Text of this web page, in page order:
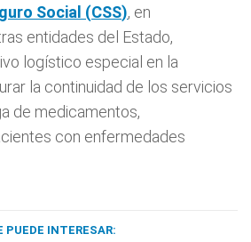
Social (CSS), en
entidades del Estado,
logístico especial en la
la continuidad de los servicios
de medicamentos,
con enfermedades
PUEDE INTERESAR: